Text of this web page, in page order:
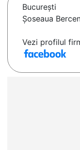
Bucureşti
Șoseaua
Vezi profilul